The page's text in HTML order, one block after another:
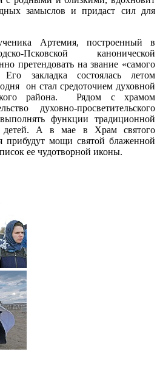
замыслов и придаст сил для
Артемия, построенный в
Псковской канонической
претендовать на звание «самого
Его закладка состоялась летом
он стал средоточием духовной
района. Рядом с храмом
духовно-просветительского
функции традиционной
детей. А в мае в Храм святого
прибудут мощи святой блаженной
ее чудотворной иконы.